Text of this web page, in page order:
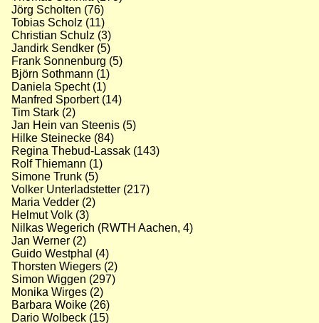
Jörg Scholten (76)
Tobias Scholz (11)
Christian Schulz (3)
Jandirk Sendker (5)
Frank Sonnenburg (5)
Björn Sothmann (1)
Daniela Specht (1)
Manfred Sporbert (14)
Tim Stark (2)
Jan Hein van Steenis (5)
Hilke Steinecke (84)
Regina Thebud-Lassak (143)
Rolf Thiemann (1)
Simone Trunk (5)
Volker Unterladstetter (217)
Maria Vedder (2)
Helmut Volk (3)
Nilkas Wegerich (RWTH Aachen, 4)
Jan Werner (2)
Guido Westphal (4)
Thorsten Wiegers (2)
Simon Wiggen (297)
Monika Wirges (2)
Barbara Woike (26)
Dario Wolbeck (15)